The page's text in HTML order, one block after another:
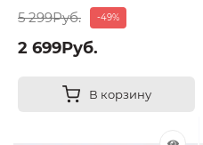
5 299Руб. -49%
2 699Руб.
В корзину